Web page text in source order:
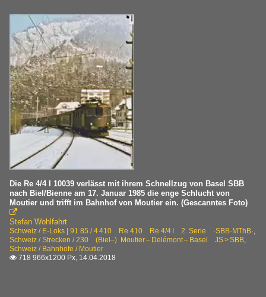
Die Re 4/4 I 10039 verlässt mit ihrem Schnellzug von Basel SBB
nach Biel/Bienne am 17. Januar 1985 die enge Schlucht von
Moutier und trifft im Bahnhof von Moutier ein. (Gescanntes Foto)

Stefan Wohlfahrt
Schweiz / E-Loks | 91 85 / 4 410 Re 410 Re 4/4 I 2. Serie ·SBB·MThB·
Schweiz / Strecken / 230 (Biel–) Moutier – Delémont – Basel JS > SBB
Schweiz / Bahnhöfe / Moutier
 718 966x1200 Px, 14.04.2018